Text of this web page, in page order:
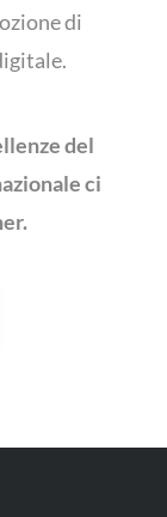
di
del
ci